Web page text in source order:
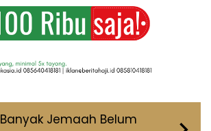
Banyak Jemaah Belum